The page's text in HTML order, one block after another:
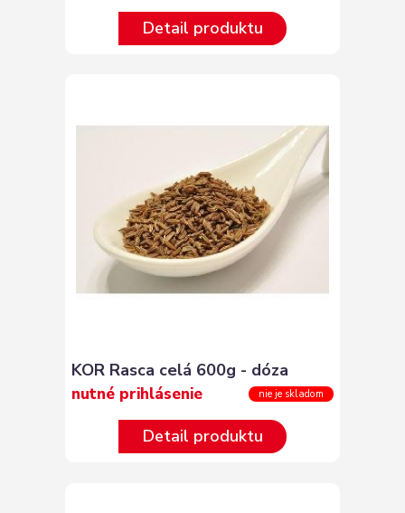
Detail produktu
KOR Rasca celá 600g - dóza
nutné prihlásenie nie je skladom
Detail produktu